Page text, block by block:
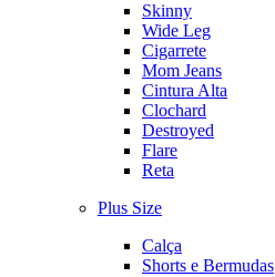
Skinny
Wide Leg
Cigarrete
Mom Jeans
Cintura Alta
Clochard
Destroyed
Flare
Reta
Plus Size
Calça
Shorts e Bermudas